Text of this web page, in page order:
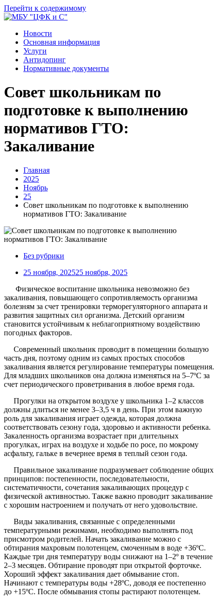
Перейти к содержимому
Новости
Основная информация
Услуги
Антидопинг
Нормативные документы
Совет школьникам по
подготовке к выполнению
нормативов ГТО:
Закаливание
Главная
2025
Ноябрь
25
Совет школьникам по подготовке к выполнению
нормативов ГТО: Закаливание
Без рубрики
25 ноября, 202525 ноября, 2025
Физическое воспитание школьника невозможно без
закаливания, повышающего сопротивляемость организма
болезням за счет тренировки терморегуляторного аппарата и
развития защитных сил организма. Детский организм
становится устойчивым к неблагоприятному воздействию
погодных факторов.
Современный школьник проводит в помещении большую
часть дня, поэтому одним из самых простых способов
закаливания является регулирование температуры помещения.
Для младших школьников она должна изменяться на 5–7ºС за
счет периодического проветривания в любое время года.
Прогулки на открытом воздухе у школьника 1–2 классов
должны длиться не менее 3–3,5 ч в день. При этом важную
роль для закаливания играет одежда, которая должна
соответствовать сезону года, здоровью и активности ребенка.
Закаленность организма возрастает при длительных
прогулках, играх на воздухе и ходьбе по росе, по мокрому
асфальту, гальке в вечернее время в теплый сезон года.
Правильное закаливание подразумевает соблюдение общих
принципов: постепенности, последовательности,
систематичности, сочетания закаливающих процедур с
физической активностью. Также важно проводит закаливание
с хорошим настроением и получать от него удовольствие.
Виды закаливания, связанные с определенными
температурными режимами, необходимо выполнять под
присмотром родителей. Начать закаливание можно с
обтирания махровым полотенцем, смоченным в воде +36ºС.
Каждые три дня температуру воды снижают на 1–2º в течение
2–3 месяцев. Обтирание проводят при открытой форточке.
Хороший эффект закаливания дает обмывание стоп.
Начинают с температуры воды +28ºС, доводя ее постепенно
до +15ºС. После обмывания стопы растирают полотенцем.